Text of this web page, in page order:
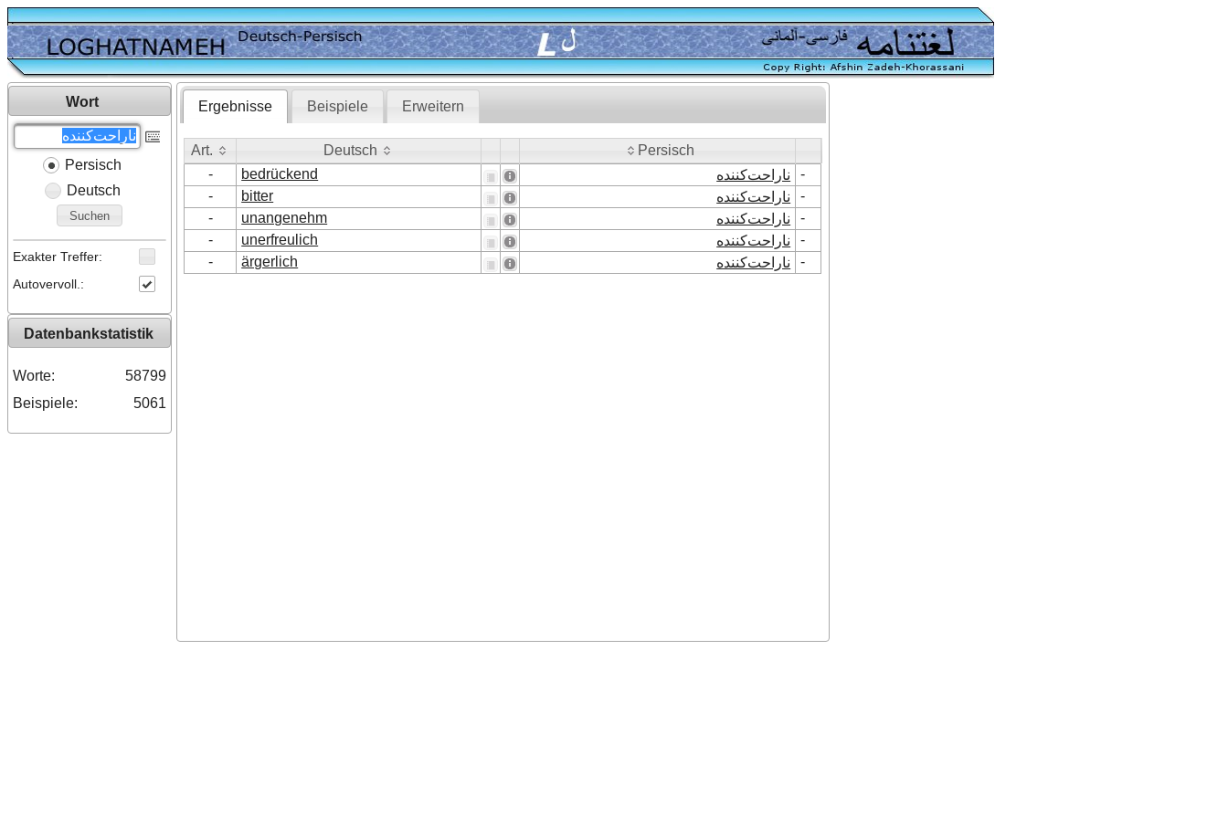
Wort
Persisch
Deutsch
Suchen
Exakter Treffer:
Autovervoll.:
Datenbankstatistik
Worte:
58799
Beispiele:
5061
Ergebnisse Beispiele Erweitern
Art. Deutsch
Persisch
Art.
- bedrückend ناراحت‌کننده
-
-
bitter ناراحت‌کننده
-
-
unangenehm ناراحت‌کننده
-
-
unerfreulich ناراحت‌کننده
-
-
ärgerlich ناراحت‌کننده -